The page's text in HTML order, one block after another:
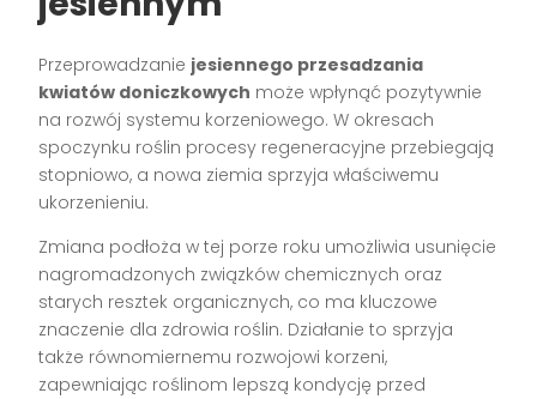
Przeprowadzanie jesiennego przesadzania
kwiatów doniczkowych może wpłynąć pozytywnie
na rozwój systemu korzeniowego. W okresach
spoczynku roślin procesy regeneracyjne przebiegają
stopniowo, a nowa ziemia sprzyja właściwemu
ukorzenieniu.
Zmiana podłoża w tej porze roku umożliwia usunięcie
nagromadzonych związków chemicznych oraz
starych resztek organicznych, co ma kluczowe
znaczenie dla zdrowia roślin. Działanie to sprzyja
także równomiernemu rozwojowi korzeni,
zapewniając roślinom lepszą kondycję przed